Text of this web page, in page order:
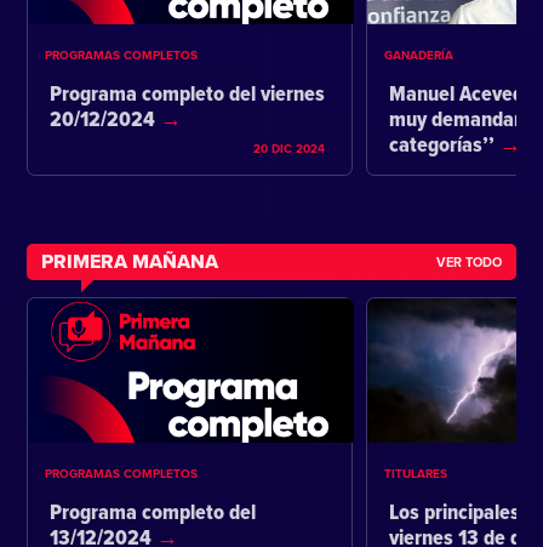
PROGRAMAS COMPLETOS
Programa completo del viernes
20/12/2024
20 DIC 2024
GANADERÍA
Manuel
muy
categorías’’
PRIMERA MAÑANA VER TODO
PROGRAMAS COMPLETOS
Programa completo del
13/12/2024
TITULARES
Los principales
viernes 13 de